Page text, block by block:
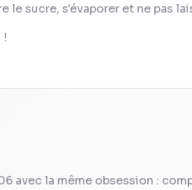
le sucre, s'évaporer et ne pas
!
avec la même obsession :